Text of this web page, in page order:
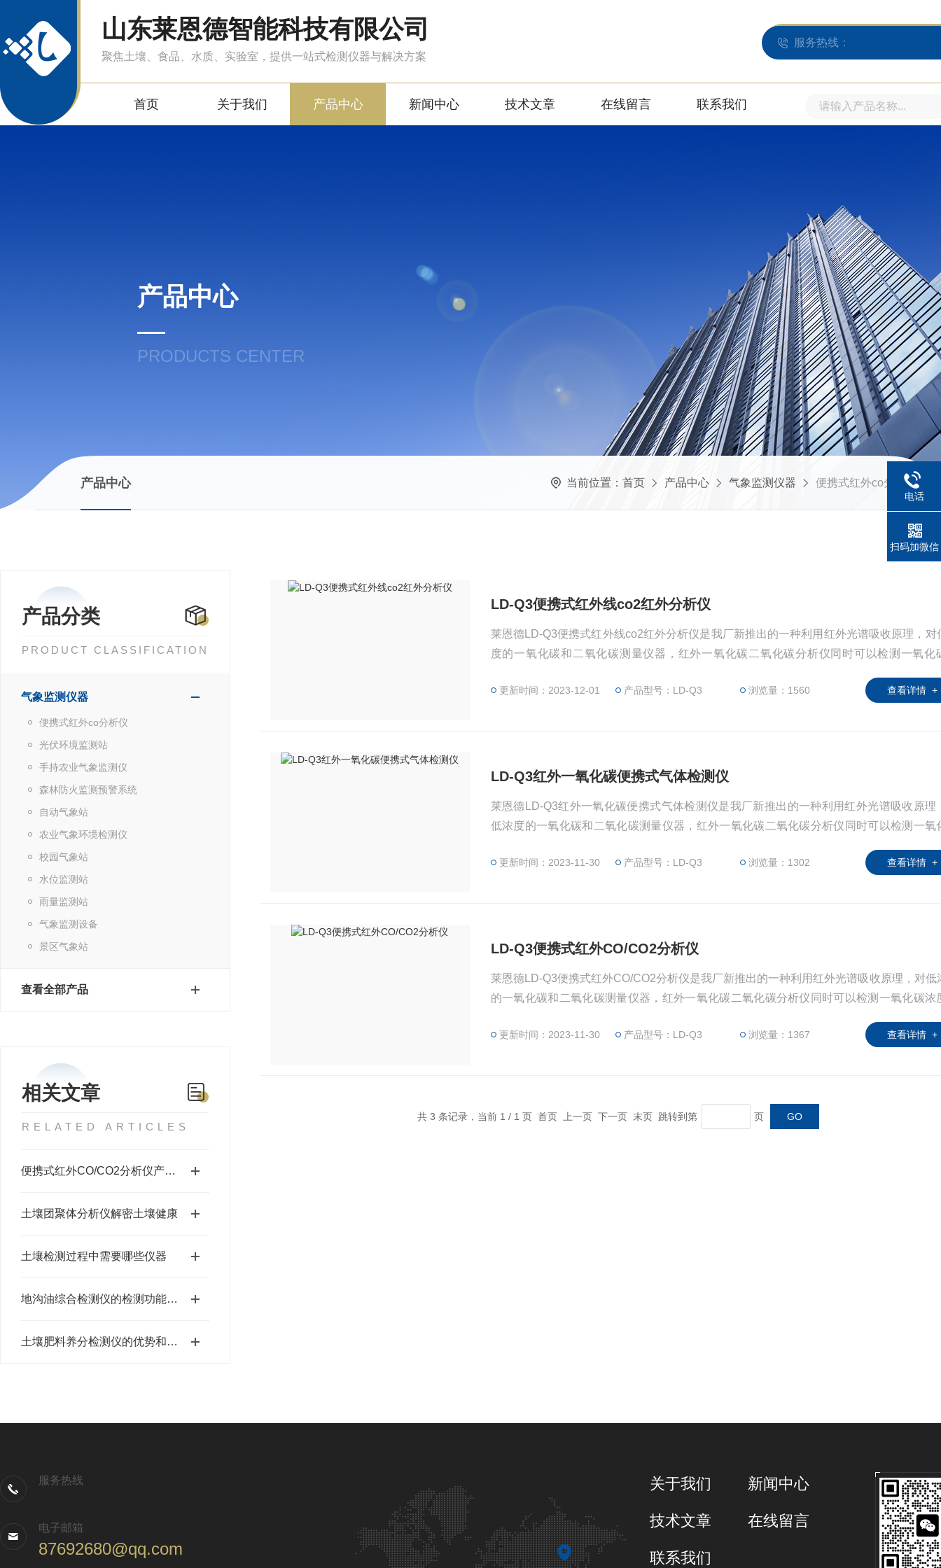
山东莱恩德智能科技有限公司
聚焦土壤、食品、水质、实验室，提供一站式检测仪器与解决方案
服务热线：
首页 关于我们 产品中心 新闻中心 技术文章 在线留言 联系我们
产品中心
PRODUCTS CENTER
产品中心 当前位置： 首页 产品中心 气象监测仪器 便携式红外co分析仪
产品分类
PRODUCT CLASSIFICATION
气象监测仪器
便携式红外co分析仪
光伏环境监测站
手持农业气象监测仪
森林防火监测预警系统
自动气象站
农业气象环境检测仪
校园气象站
水位监测站
雨量监测站
气象监测设备
景区气象站
查看全部产品
相关文章
RELATED ARTICLES
便携式红外CO/CO2分析仪产品优势
土壤团聚体分析仪解密土壤健康
土壤检测过程中需要哪些仪器
地沟油综合检测仪的检测功能与优势
土壤肥料养分检测仪的优势和作用介绍
LD-Q3便携式红外线co2红外分析仪
莱恩德LD-Q3便携式红外线co2红外分析仪是我厂新推出的一种利用红外光谱吸收原理，对
度的一氧化碳和二氧化碳测量仪器，红外一氧化碳二氧化碳分析仪同时可以检测一氧化
更新时间：2023-12-01 产品型号：LD-Q3 浏览量：1560 查看详情 +
LD-Q3红外一氧化碳便携式气体检测仪
莱恩德LD-Q3红外一氧化碳便携式气体检测仪是我厂新推出的一种利用红外光谱吸收原理
低浓度的一氧化碳和二氧化碳测量仪器，红外一氧化碳二氧化碳分析仪同时可以检测一氧
更新时间：2023-11-30 产品型号：LD-Q3 浏览量：1302 查看详情 +
LD-Q3便携式红外CO/CO2分析仪
莱恩德LD-Q3便携式红外CO/CO2分析仪是我厂新推出的一种利用红外光谱吸收原理，对低
的一氧化碳和二氧化碳测量仪器，红外一氧化碳二氧化碳分析仪同时可以检测一氧化碳浓
更新时间：2023-11-30 产品型号：LD-Q3 浏览量：1367 查看详情 +
共 3 条记录，当前 1 / 1 页 首页 上一页 下一页 末页 跳转到第 页
服务热线
电子邮箱
87692680@qq.com
关于我们 新闻中心
技术文章 在线留言
联系我们
电话
扫码加微信